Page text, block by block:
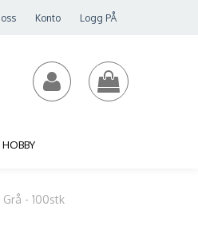
Konto Logg PÅ
HOBBY
- 100stk